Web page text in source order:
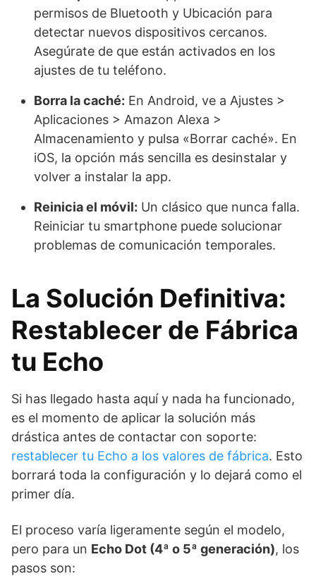
permisos de Bluetooth y Ubicación para
detectar nuevos dispositivos cercanos.
Asegúrate de que están activados en los
ajustes de tu teléfono.
Borra la caché: En Android, ve a Ajustes >
Aplicaciones > Amazon Alexa >
Almacenamiento y pulsa «Borrar caché». En
iOS, la opción más sencilla es desinstalar y
volver a instalar la app.
Reinicia el móvil: Un clásico que nunca falla.
Reiniciar tu smartphone puede solucionar
problemas de comunicación temporales.
La Solución Definitiva:
Restablecer de Fábrica
tu Echo
Si has llegado hasta aquí y nada ha funcionado,
es el momento de aplicar la solución más
drástica antes de contactar con soporte:
restablecer tu Echo a los valores de fábrica. Esto
borrará toda la configuración y lo dejará como el
primer día.
El proceso varía ligeramente según el modelo,
pero para un Echo Dot (4ª o 5ª generación), los
pasos son: